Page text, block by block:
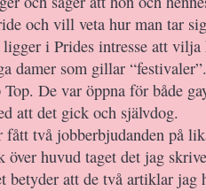
och vill veta hur man tar
i Prides intresse att vilja
damer som gillar
De var öppna för både
att det gick och självdog.
två jobberbjudanden på
huvud taget det jag
betyder att de två artiklar jag